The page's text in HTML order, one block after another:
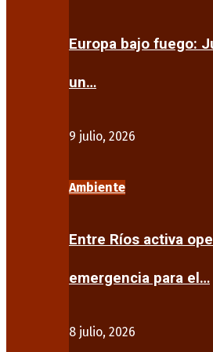
Europa bajo fuego:
un…
9 julio, 2026
Ambiente
Entre Ríos activa
emergencia para el…
8 julio, 2026